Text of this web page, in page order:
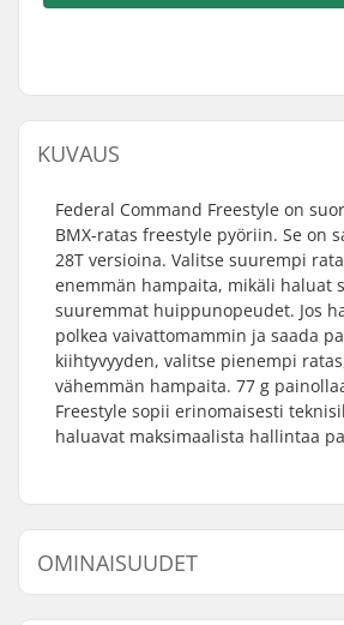
KUVAUS
Federal Command Freestyle on
BMX-ratas freestyle pyöriin. Se on
28T versioina. Valitse suurempi
enemmän hampaita, mikäli haluat
suuremmat huippunopeudet. Jos
polkea vaivattomammin ja saada
kiihtyvyyden, valitse pienempi
vähemmän hampaita. 77 g
Freestyle sopii erinomaisesti
haluavat maksimaalista hallintaa
OMINAISUUDET